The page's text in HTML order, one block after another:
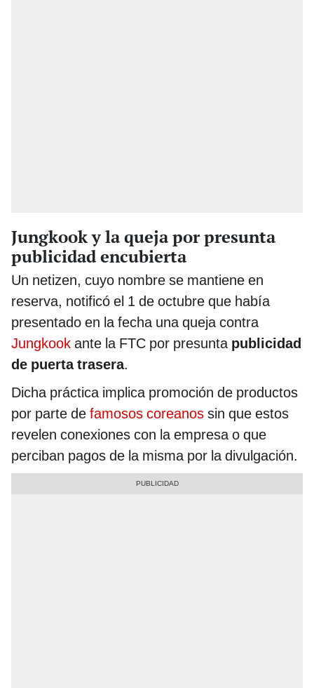
Jungkook y la queja por presunta
publicidad encubierta
Un netizen, cuyo nombre se mantiene en
reserva, notificó el 1 de octubre que había
presentado en la fecha una queja contra
Jungkook ante la FTC por presunta publicidad
de puerta trasera.
Dicha práctica implica promoción de productos
por parte de famosos coreanos sin que estos
revelen conexiones con la empresa o que
perciban pagos de la misma por la divulgación.